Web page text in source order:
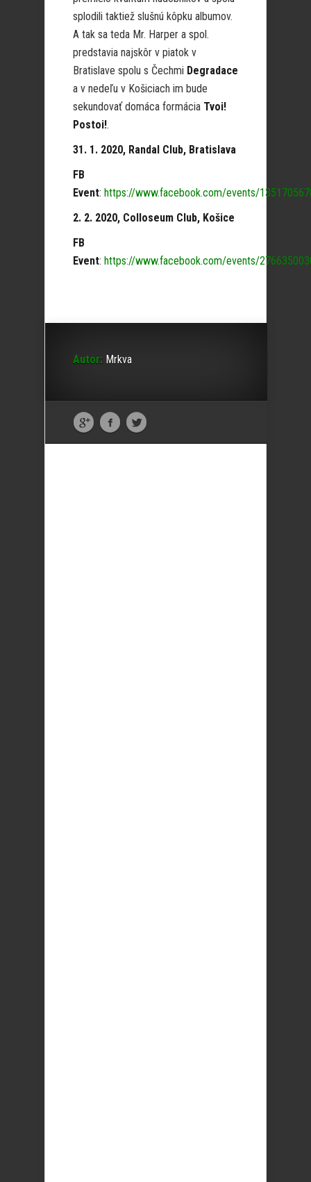
splodili taktiež slušnú kôpku albumov.
A tak sa teda Mr. Harper a spol.
predstavia najskôr v piatok v
Bratislave spolu s Čechmi Degradace
a v nedeľu v Košiciach im bude
sekundovať domáca formácia Tvoi!
Postoi!.
31. 1. 2020, Randal Club, Bratislava
FB
Event: https://www.facebook.com/events/
2. 2. 2020, Colloseum Club, Košice
FB
Event: https://www.facebook.com/events/
Autor: Mrkva